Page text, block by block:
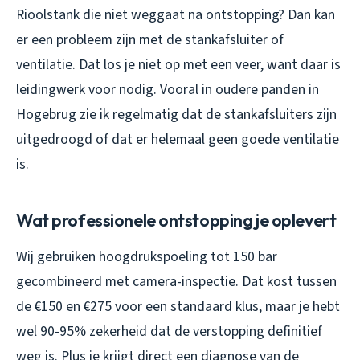
Rioolstank die niet weggaat na ontstopping? Dan kan
er een probleem zijn met de stankafsluiter of
ventilatie. Dat los je niet op met een veer, want daar is
leidingwerk voor nodig. Vooral in oudere panden in
Hogebrug zie ik regelmatig dat de stankafsluiters zijn
uitgedroogd of dat er helemaal geen goede ventilatie
is.
Wat professionele ontstopping je oplevert
Wij gebruiken hoogdrukspoeling tot 150 bar
gecombineerd met camera-inspectie. Dat kost tussen
de €150 en €275 voor een standaard klus, maar je hebt
wel 90-95% zekerheid dat de verstopping definitief